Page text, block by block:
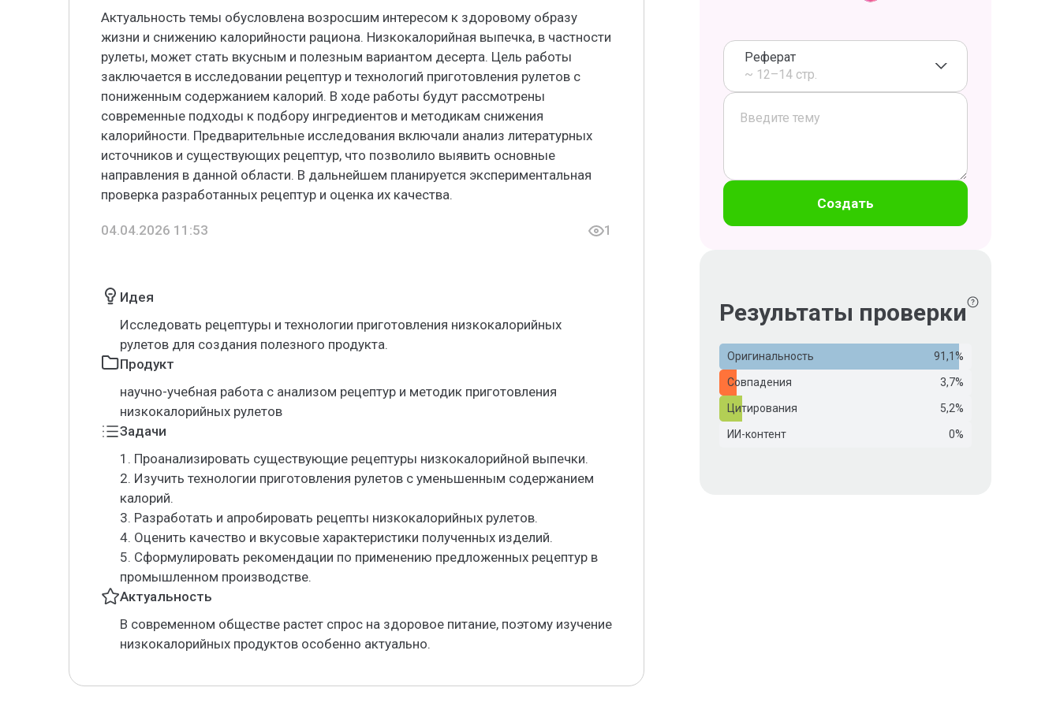
Актуальность темы обусловлена возросшим интересом к здоровому образу
жизни и снижению калорийности рациона. Низкокалорийная выпечка, в частности
рулеты, может стать вкусным и полезным вариантом десерта. Цель работы
заключается в исследовании рецептур и технологий приготовления рулетов с
пониженным содержанием калорий. В ходе работы будут рассмотрены
современные подходы к подбору ингредиентов и методикам снижения
калорийности. Предварительные исследования включали анализ литературных
источников и существующих рецептур, что позволило выявить основные
направления в данной области. В дальнейшем планируется экспериментальная
проверка разработанных рецептур и оценка их качества.
04.04.2026 11:53 1
Идея
Исследовать рецептуры и технологии приготовления низкокалорийных
рулетов для создания полезного продукта.
Продукт
научно-учебная работа с анализом рецептур и методик приготовления
низкокалорийных рулетов
Задачи
1. Проанализировать существующие рецептуры низкокалорийной выпечки.
2. Изучить технологии приготовления рулетов с уменьшенным содержанием
калорий.
3. Разработать и апробировать рецепты низкокалорийных рулетов.
4. Оценить качество и вкусовые характеристики полученных изделий.
5. Сформулировать рекомендации по применению предложенных рецептур в
промышленном производстве.
Актуальность
В современном обществе растет спрос на здоровое питание, поэтому изучение
низкокалорийных продуктов особенно актуально.
Реферат
~ 12–14 стр.
Создать
Результаты проверки
Оригинальность 91,1%
Совпадения 3,7%
Цитирования 5,2%
ИИ-контент 0%